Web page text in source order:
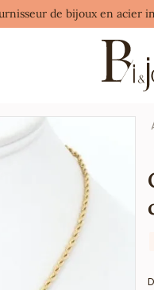
de bijoux en acier